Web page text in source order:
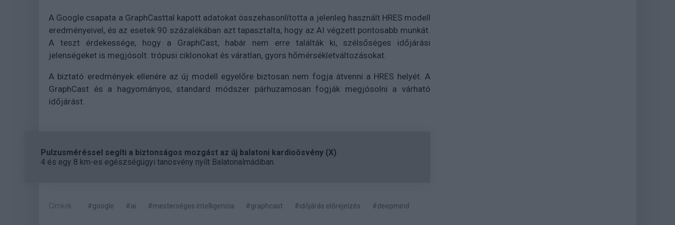
A Google csapata a GraphCasttal kapott adatokat összehasonlította a jelenleg használt HRES modell
eredményeivel, és az esetek 90 százalékában azt tapasztalta, hogy az AI végzett pontosabb munkát.
A teszt érdekessége, hogy a GraphCast, habár nem erre találták ki, szélsőséges időjárási
jelenségeket is megjósolt: trópusi ciklonokat és váratlan, gyors hőmérsékletváltozásokat.
A biztató eredmények ellenére az új modell egyelőre biztosan nem fogja átvenni a HRES helyét. A
GraphCast és a hagyományos, standard módszer párhuzamosan fogják megjósolni a várható
időjárást.
Pulzusméréssel segíti a biztonságos mozgást az új balatoni kardioösvény (X)
4 és egy 8 km-es egészségügyi tanösvény nyílt Balatonalmádiban.
Címkék: #google #ai #mesterséges intelligencia #graphcast #időjárás előrejelzés #deepmind